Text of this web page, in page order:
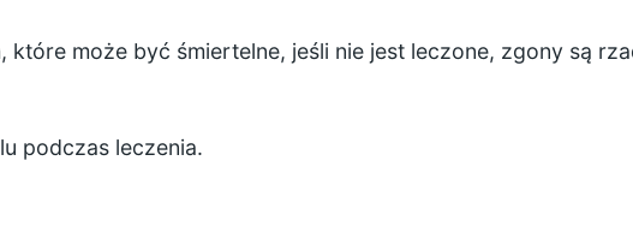
może być śmiertelne, jeśli nie jest leczone, zgony są
podczas leczenia.